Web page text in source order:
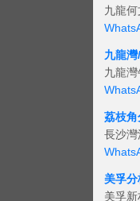
九龍
九龍
九龍
荔枝角
長沙
美孚分
美孚